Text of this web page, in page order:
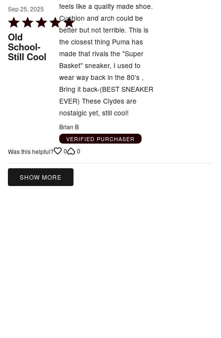
Sep 25, 2025
Rated
5
out
of
Old
School-
Still Cool
feels like a quality made shoe.
Cushion and arch could be
better but not terrible. This is
the closest thing Puma has
made that rivals the "Super
Basket" sneaker, I used to
wear way back in the 80's ,
Bring it back-(BEST SNEAKER
EVER) These Clydes are
nostalgic yet, still cool!
Brian B
VERIFIED PURCHASER
Was this helpful? 0 0
SHOW MORE